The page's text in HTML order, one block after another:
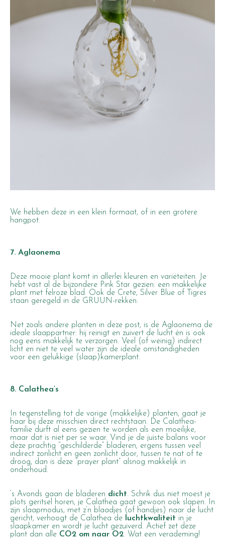
We hebben deze in een klein formaat, of in een grotere
hangpot.
7. Aglaonema
Deze mooie plant komt in allerlei kleuren en variëteiten. Je
hebt vast al de bijzondere Pink Star gezien: een makkelijke
plant met felroze blad. Ook de Crete, Silver Blue of Tigres
staan geregeld in de GRUUN-rekken.
Net zoals andere planten in deze post, is de Aglaonema de
ideale slaappartner: hij reinigt en zuivert de lucht én is ook
nog eens makkelijk te verzorgen. Veel (of weinig) indirect
licht en niet te veel water zijn de ideale omstandigheden
voor een gelukkige (slaap)kamerplant.
8. Calathea’s
In tegenstelling tot de vorige (makkelijke) planten, gaat je
haar bij deze misschien direct rechtstaan. De Calathea-
familie durft al eens gezien te worden als een moeilijke,
maar dat is niet per se waar. Vind je de juiste balans voor
deze prachtig “ geschilderde ” bladeren, ergens tussen veel
indirect zonlicht en geen zonlicht door, tussen te nat of te
droog, dan is deze
“prayer plant”
alsnog makkelijk in
onderhoud.
‘s Avonds gaan de bladeren dicht. Schrik dus niet moest je
plots geritsel horen, je Calathea gaat gewoon ook slapen. In
zijn slaapmodus, met z’n blaadjes (of handjes) naar de lucht
gericht, verhoogt de Calathea de luchtkwaliteit in je
slaapkamer en wordt je lucht gezuiverd. Actief zet deze
plant dan alle CO2 om naar O2. Wat een verademing!